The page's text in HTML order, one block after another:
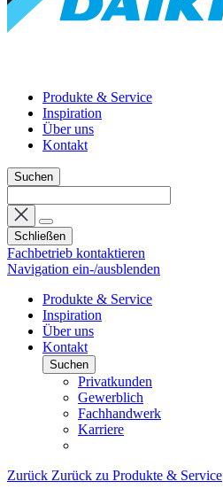
Produkte & Service
Inspiration
Über uns
Kontakt
Suchen
Schließen
Fachbetrieb kontaktieren
Navigation ein-/ausblenden
Produkte & Service
Inspiration
Über uns
Kontakt
Suchen
Privatkunden
Gewerblich
Fachhandwerk
Karriere
Zurück Zurück zu Produkte & Service